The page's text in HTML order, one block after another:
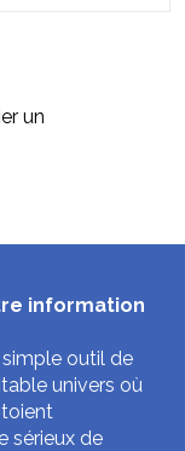
un
information
simple outil de
univers où
sérieux de